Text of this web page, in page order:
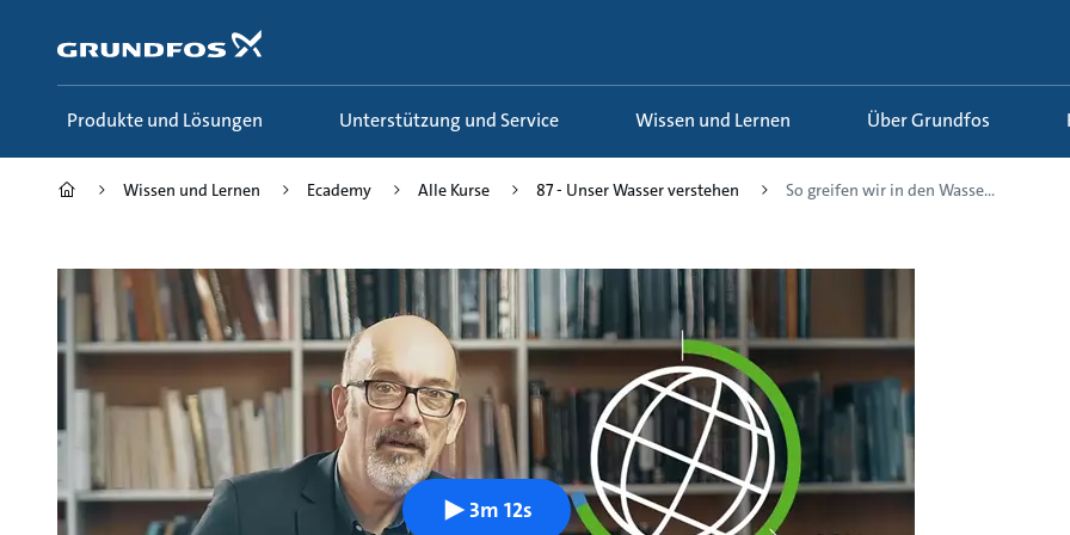
springen
Produkte und Lösungen Unterstützung und Service Wissen und Lernen Über Grundfos
Wissen und Lernen Ecademy Alle Kurse 87 - Unser Wasser verstehen So greifen wir in den Wasse...
3m 12s